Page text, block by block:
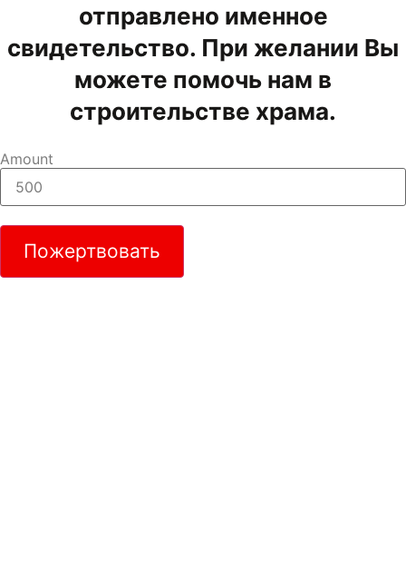
отправлено именное
свидетельство. При желании Вы
можете помочь нам в
строительстве храма.
Amount
Пожертвовать